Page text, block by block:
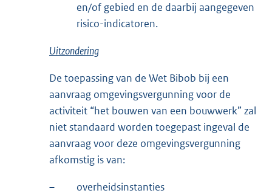
en/of gebied en de daarbij aangegeven
risico-indicatoren.
Uitzondering
De toepassing van de Wet Bibob bij een
aanvraag omgevingsvergunning voor de
activiteit “het bouwen van een bouwwerk” zal
niet standaard worden toegepast ingeval de
aanvraag voor deze omgevingsvergunning
afkomstig is van:
– overheidsinstanties